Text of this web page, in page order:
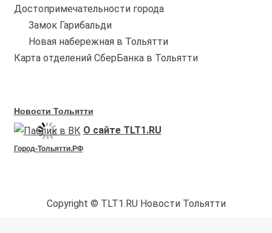
Достопримечательности города
Замок Гарибальди
Новая набережная в Тольятти
Карта отделений СберБанка в Тольятти
Новости Тольятти
О сайте TLT1.RU
Город-Тольятти.РФ
Copyright © TLT1.RU Новости Тольятти